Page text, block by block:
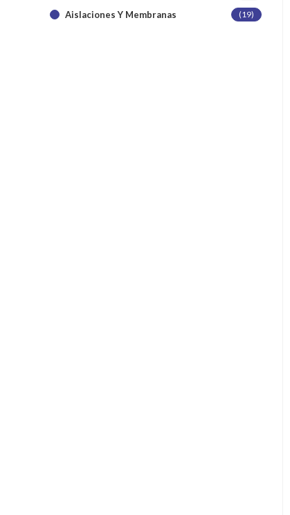
Aislaciones Y Membranas (19)